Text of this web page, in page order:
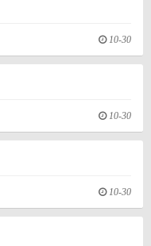
10-30
10-30
10-30